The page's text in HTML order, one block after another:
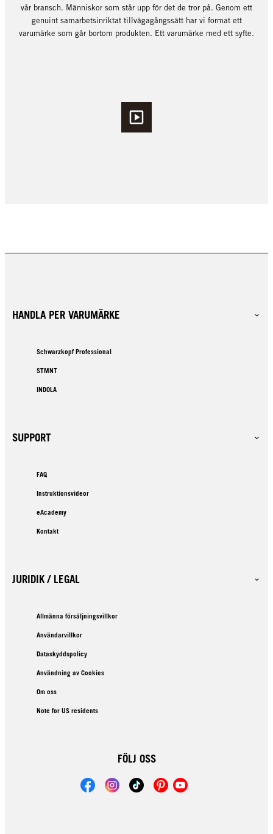
vår bransch. Människor som står upp för det de tror på. Genom ett
genuint samarbetsinriktat tillvägagångssätt har vi format ett
varumärke som går bortom produkten. Ett varumärke med ett syfte.
HANDLA PER VARUMÄRKE
Schwarzkopf Professional
STMNT
INDOLA
SUPPORT
FAQ
Instruktionsvideor
eAcademy
Kontakt
JURIDIK / LEGAL
Allmänna försäljningsvillkor
Användarvillkor
Dataskyddspolicy
Användning av Cookies
Om oss
Note for US residents
FÖLJ OSS